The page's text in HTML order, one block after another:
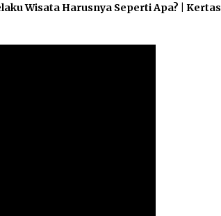
Wisata Harusnya Seperti Apa? | Kertas